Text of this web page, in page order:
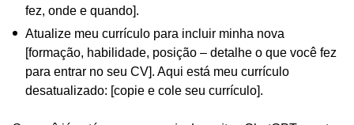
fez, onde e quando].
Atualize meu currículo para incluir minha nova
[formação, habilidade, posição – detalhe o que você fez
para entrar no seu CV]. Aqui está meu currículo
desatualizado: [copie e cole seu currículo].